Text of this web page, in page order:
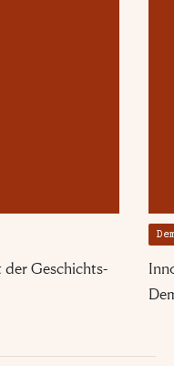
Geschichts-